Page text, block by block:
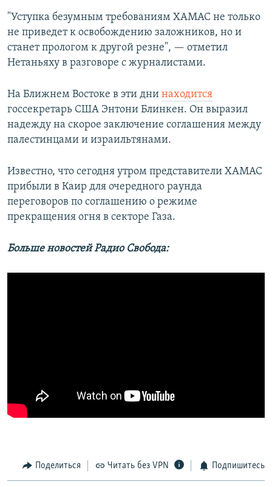
"Уступка безумным требованиям ХАМАС не только
не приведет к освобождению заложников, но и
станет прологом к другой резне", — отметил
Нетаньяху в разговоре с журналистами.
На Ближнем Востоке в эти дни находится
госсекретарь США Энтони Блинкен. Он выразил
надежду на скорое заключение соглашения между
палестинцами и израильтянами.
Известно, что сегодня утром представители ХАМАС
прибыли в Каир для очередного раунда
переговоров по соглашению о режиме
прекращения огня в секторе Газа.
Больше новостей Радио Свобода:
Поделиться Читать без VPN Подпишитесь